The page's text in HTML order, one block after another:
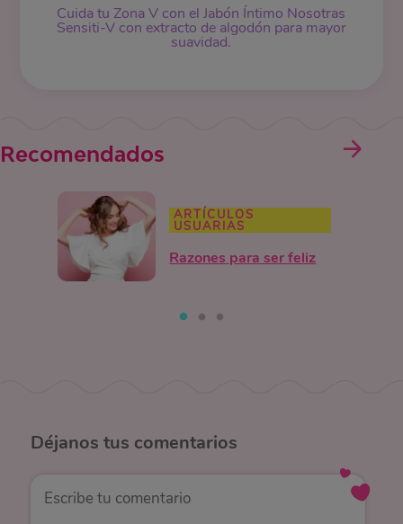
Cuida tu Zona V con el Jabón Íntimo Nosotras
Sensiti-V con extracto de algodón para mayor
suavidad.
Recomendados
ARTÍCULOS
USUARIAS
Razones para ser feliz
Déjanos tus comentarios